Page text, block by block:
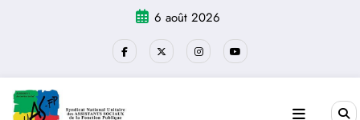
6 août 2026